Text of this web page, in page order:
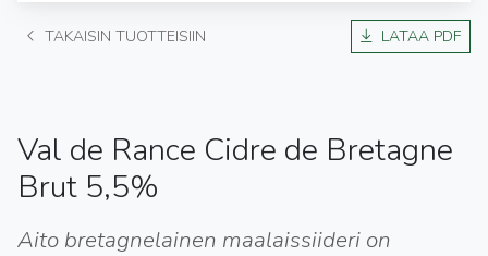
TAKAISIN TUOTTEISIIN LATAA PDF
Val de Rance Cidre de Bretagne
Brut 5,5%
Aito bretagnelainen maalaissiideri on